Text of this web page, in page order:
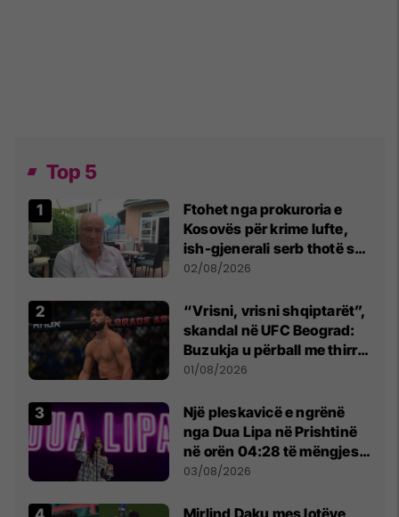
Top 5
Ftohet nga prokuroria e
Kosovës për krime lufte,
ish-gjenerali serb thotë se
dikush e tradhtoi në
02/08/2026
“Vrisni, vrisni shqiptarët”,
skandal në UFC Beograd:
Buzukja u përball me thirrje
anti-shqiptare nga
01/08/2026
Një pleskavicë e ngrënë
nga Dua Lipa në Prishtinë
në orën 04:28 të mëngjesit
- dhe bota digjitale serbe
03/08/2026
Mirlind Daku mes lotëve